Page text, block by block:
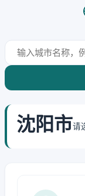
沈阳市请